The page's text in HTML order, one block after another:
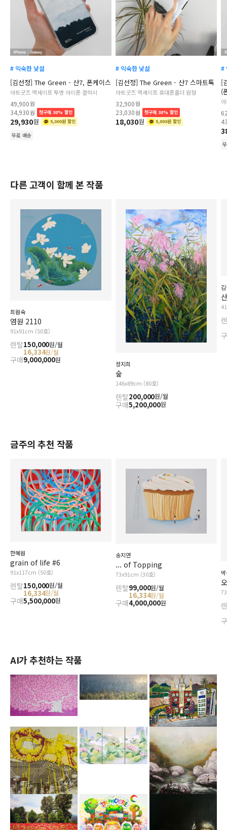
# 익숙한 낯섦
[김선정] The Green - 산7, 폰케이스
아트굿즈 맥세이프 투명 아이폰 갤럭시
49,900원
34,930원 첫구매 30% 할인
29,930원 5,000원 할인
무료 배송
# 익숙한 낯섦
[김선정] The Green - 산7 스마트톡
아트굿즈 맥세이프 휴대폰홀더 원형
32,900원
23,030원 첫구매 30% 할인
18,030원 5,000원 할인
#
[
(
다른 고객이 함께 본 작품
최원숙
염원 2110
91x91cm (50호)
렌탈150,000원/월
16,334원/월
구매9,000,000원
정지희
숲
146x89cm (80호)
렌탈200,000원/월
구매5,200,000원
금주의 추천 작품
한혜원
grain of life #6
91x117cm (50호)
렌탈150,000원/월
16,334원/월
구매5,500,000원
송지연
... of Topping
73x91cm (30호)
렌탈99,000원/월
16,334원/월
구매4,000,000원
AI가 추천하는 작품